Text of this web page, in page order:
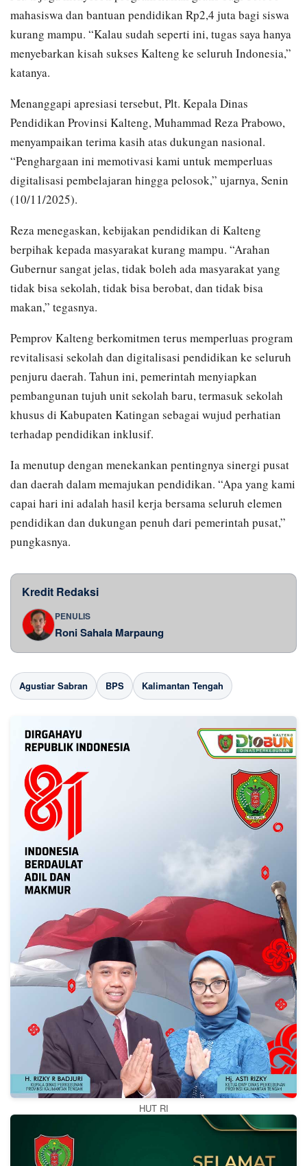
mahasiswa dan bantuan pendidikan Rp2,4 juta bagi siswa
kurang mampu. “Kalau sudah seperti ini, tugas saya hanya
menyebarkan kisah sukses Kalteng ke seluruh Indonesia,”
katanya.
Menanggapi apresiasi tersebut, Plt. Kepala Dinas
Pendidikan Provinsi Kalteng, Muhammad Reza Prabowo,
menyampaikan terima kasih atas dukungan nasional.
“Penghargaan ini memotivasi kami untuk memperluas
digitalisasi pembelajaran hingga pelosok,” ujarnya, Senin
(10/11/2025).
Reza menegaskan, kebijakan pendidikan di Kalteng
berpihak kepada masyarakat kurang mampu. “Arahan
Gubernur sangat jelas, tidak boleh ada masyarakat yang
tidak bisa sekolah, tidak bisa berobat, dan tidak bisa
makan,” tegasnya.
Pemprov Kalteng berkomitmen terus memperluas program
revitalisasi sekolah dan digitalisasi pendidikan ke seluruh
penjuru daerah. Tahun ini, pemerintah menyiapkan
pembangunan tujuh unit sekolah baru, termasuk sekolah
khusus di Kabupaten Katingan sebagai wujud perhatian
terhadap pendidikan inklusif.
Ia menutup dengan menekankan pentingnya sinergi pusat
dan daerah dalam memajukan pendidikan. “Apa yang kami
capai hari ini adalah hasil kerja bersama seluruh elemen
pendidikan dan dukungan penuh dari pemerintah pusat,”
pungkasnya.
Kredit Redaksi
PENULIS
Roni Sahala Marpaung
Agustiar Sabran BPS Kalimantan Tengah
HUT RI